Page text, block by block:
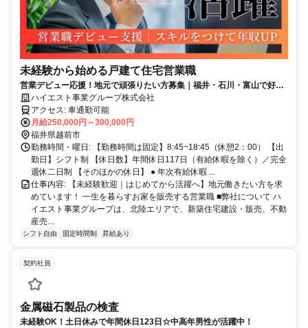
未経験から始める戸建て住宅営業職
営業デビュー応援！地元で頑張りたい方募集｜福井・石川・富山で好き
な勤務地を選べる
ハイエスト事業グループ株式会社
アクセス: 車通勤可能
月給250,000円～300,000円
福井県越前市
勤務時間・曜日: 【勤務時間は固定】8:45~18:45（休憩2：00） 【出
勤日】シフト制 【休日数】年間休日117日（有給休暇を除く）／完全
週休二日制 【そのほかの休日】 ● 年次有給休暇 ...
仕事内容: 【未経験歓迎｜はじめてから活躍へ】地元働きたい方を求
めています！ 一生を暮らすお家を販売する営業職 ■弊社について ハ
イエスト事業グループは、北陸エリアで、新築住宅建設・販売、不動
産売...
シフト自由 固定時間制 昇給あり
契約社員
金属磁石製品の検査
未経験OK！土日休みで年間休日123日☆中高年男性が活躍中！